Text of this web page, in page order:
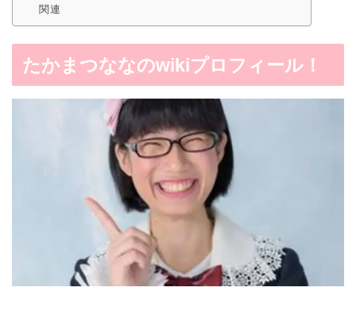
関連
たかまつななのwikiプロフィール！